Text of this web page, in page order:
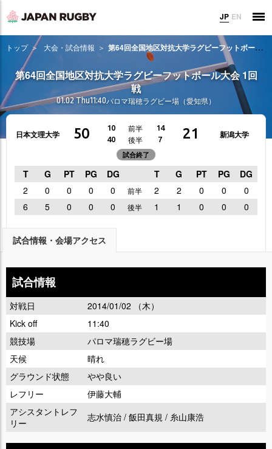
JP EN
トップ 大会・試合情報 第64回全国地区対抗大学ラグビーフットボール大会 1回戦
第64回全国地区対抗大学ラグビーフットボール大会 1回
戦
01.02 Thu11:40パロマ瑞穂ラグビー場（愛知県）
日本文理大学 50 10 前半
14
40
後半 7
試合終了
21 新潟大学
T G PT PG DG T G PT PG
DG
2
0 0 0 0 前半 2 2 0 0
0
6
5 0 0 0 後半 1 1 0 0 0
試合情報・会場アクセス
試合情報
対戦日
2014/01/02 （木）
Kick off
11:40
競技場
パロマ瑞穂ラグビー場
天候
晴れ
グラウンド状態
やや良い
レフリー
伊藤大輔
アシスタントレフ
リー
志水慎治 / 飯田真規 / 糸山康浩